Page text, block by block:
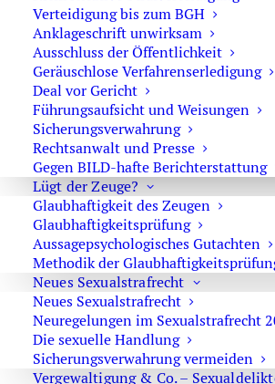
Verteidigung bis zum BGH
Anklageschrift unwirksam
Ausschluss der Öffentlichkeit
Geräuschlose Verfahrenserledigung
Deal vor Gericht
Führungsaufsicht und Weisungen
Sicherungsverwahrung
Rechtsanwalt und Presse
Gegen BILD-hafte Berichterstattung
Lügt der Zeuge?
Glaubhaftigkeit des Zeugen
Glaubhaftigkeitsprüfung
Aussagepsychologisches Gutachten
Methodik der
Neues Sexualstrafrecht
Neues Sexualstrafrecht
Neuregelungen im Sexualstrafrecht
Die sexuelle Handlung
Sicherungsverwahrung vermeiden
Vergewaltigung & Co. –
Revision im Strafrecht
Vertretung in der Revision vor dem
und den Oberlandesgerichten.
Schnelle Hilfe im Notfall
Bei akuten Maßnahmen der
Minute:
Festnahme
Hausdurchsuchung
Untersuchungshaft
Notruf Strafverteidiger: +49 171 654
Nehmen Sie sofort Kontakt auf – ich
kurzfristig zur Verfügung.